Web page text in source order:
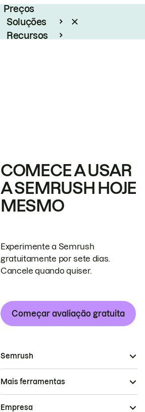
Preços
Soluções
Recursos
COMECE A USAR
A SEMRUSH HOJE
MESMO
Experimente a Semrush
gratuitamente por sete dias.
Cancele quando quiser.
Começar avaliação gratuita
Semrush
Mais ferramentas
Empresa